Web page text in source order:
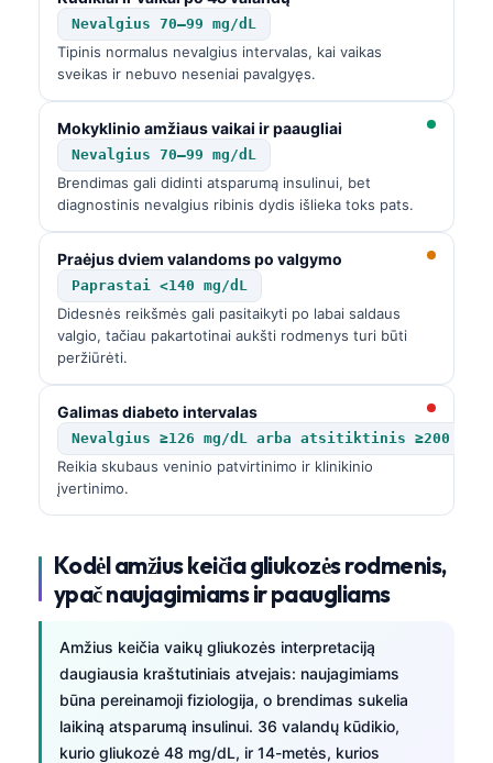
Nevalgius 70–99 mg/dL
Tipinis normalus nevalgius intervalas, kai vaikas
sveikas ir nebuvo neseniai pavalgyęs.
Mokyklinio amžiaus vaikai ir paaugliai
Nevalgius 70–99 mg/dL
Brendimas gali didinti atsparumą insulinui, bet
diagnostinis nevalgius ribinis dydis išlieka toks pats.
Praėjus dviem valandoms po valgymo
Paprastai <140 mg/dL
Didesnės reikšmės gali pasitaikyti po labai saldaus
valgio, tačiau pakartotinai aukšti rodmenys turi būti
peržiūrėti.
Galimas diabeto intervalas
Nevalgius ≥126 mg/dL arba atsitiktinis ≥200 mg/
Reikia skubaus veninio patvirtinimo ir klinikinio
įvertinimo.
Kodėl amžius keičia gliukozės rodmenis,
ypač naujagimiams ir paaugliams
Amžius keičia vaikų gliukozės interpretaciją
daugiausia kraštutiniais atvejais: naujagimiams
būna pereinamoji fiziologija, o brendimas sukelia
laikiną atsparumą insulinui. 36 valandų kūdikio,
kurio gliukozė 48 mg/dL, ir 14-metės, kurios